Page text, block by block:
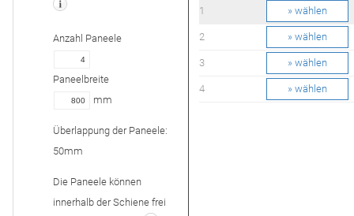
Anzahl Paneele
Paneelbreite
mm
Überlappung der Paneele:
50mm
Die Paneele können
innerhalb der Schiene frei
1
» wählen
2 » wählen
3 » wählen
4 » wählen